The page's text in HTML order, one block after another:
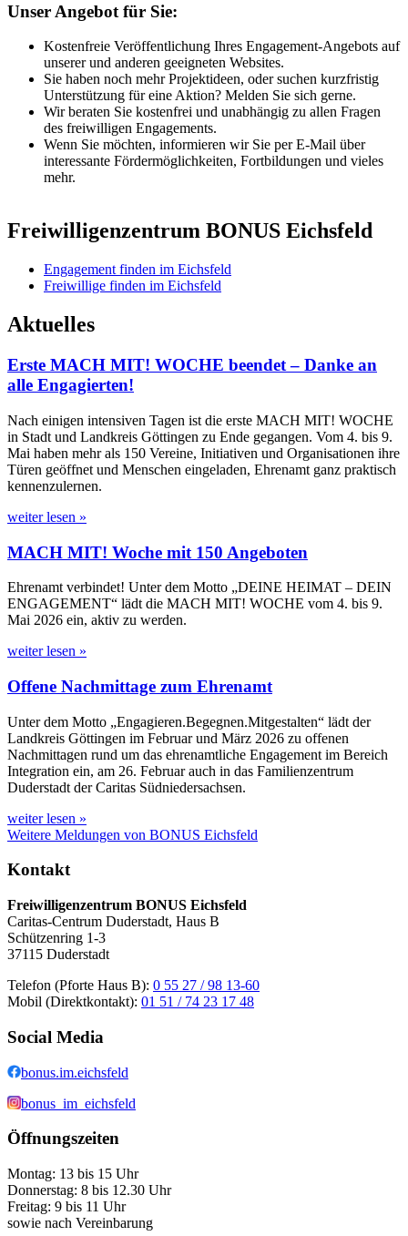
Unser Angebot für Sie:
Kostenfreie Veröffentlichung Ihres Engagement-Angebots auf
unserer und anderen geeigneten Websites.
Sie haben noch mehr Projektideen, oder suchen kurzfristig
Unterstützung für eine Aktion? Melden Sie sich gerne.
Wir beraten Sie kostenfrei und unabhängig zu allen Fragen
des freiwilligen Engagements.
Wenn Sie möchten, informieren wir Sie per E-Mail über
interessante Fördermöglichkeiten, Fortbildungen und vieles
mehr.
Freiwilligenzentrum BONUS Eichsfeld
Engagement finden im Eichsfeld
Freiwillige finden im Eichsfeld
Aktuelles
Erste MACH MIT! WOCHE beendet – Danke an
alle Engagierten!
Nach einigen intensiven Tagen ist die erste MACH MIT! WOCHE
in Stadt und Landkreis Göttingen zu Ende gegangen. Vom 4. bis 9.
Mai haben mehr als 150 Vereine, Initiativen und Organisationen ihre
Türen geöffnet und Menschen eingeladen, Ehrenamt ganz praktisch
kennenzulernen.
weiter lesen »
MACH MIT! Woche mit 150 Angeboten
Ehrenamt verbindet! Unter dem Motto „DEINE HEIMAT – DEIN
ENGAGEMENT“ lädt die MACH MIT! WOCHE vom 4. bis 9.
Mai 2026 ein, aktiv zu werden.
weiter lesen »
Offene Nachmittage zum Ehrenamt
Unter dem Motto „Engagieren.Begegnen.Mitgestalten“ lädt der
Landkreis Göttingen im Februar und März 2026 zu offenen
Nachmittagen rund um das ehrenamtliche Engagement im Bereich
Integration ein, am 26. Februar auch in das Familienzentrum
Duderstadt der Caritas Südniedersachsen.
weiter lesen »
Weitere Meldungen von BONUS Eichsfeld
Kontakt
Freiwilligenzentrum BONUS Eichsfeld
Caritas-Centrum Duderstadt, Haus B
Schützenring 1-3
37115 Duderstadt
Telefon (Pforte Haus B): 0 55 27 / 98 13-60
Mobil (Direktkontakt): 01 51 / 74 23 17 48
Social Media
bonus.im.eichsfeld
bonus_im_eichsfeld
Öffnungszeiten
Montag: 13 bis 15 Uhr
Donnerstag: 8 bis 12.30 Uhr
Freitag: 9 bis 11 Uhr
sowie nach Vereinbarung